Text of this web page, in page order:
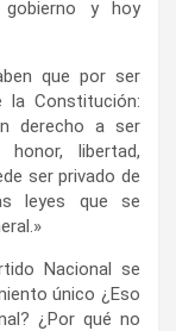
y hoy
que por ser
la Constitución:
derecho a ser
libertad,
ser privado de
leyes que se
Nacional se
único ¿Eso
¿Por qué no